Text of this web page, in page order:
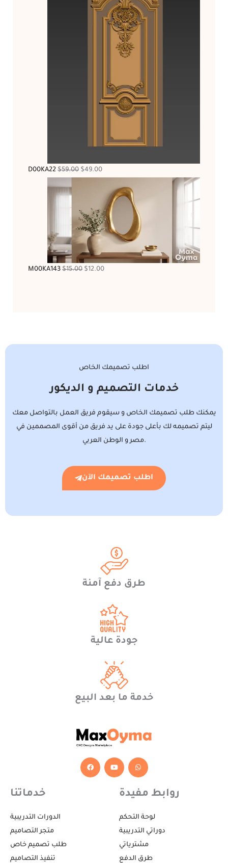
D00KA22 $59.00 $49.00
M00KA143 $15.00 $12.00
اطلب تصميمك الخاص
خدمات التصميم و الديكور
يمكنك طلب تصميمك الخاص و سيقوم فريق العمل بالتواصل معك
ليتم تصميمه لك بأعلى جودة على يد فريق من أقوى المصممين في
مصر و الوطن العربي.
اطلب تصميمك الآن
طرق دفع آمنة
جودة عالية
خدمة ما بعد البيع
F
a
Y
o
W
h
s
a
خدماتنا
الدورات التدريبية
متجر التصاميم
طلب تصميم خاص
تنفيذ التصاميم
روابط مفيدة
لوحة التحكم
دوراتي التدريبية
مشترياتي
طرق الدفع